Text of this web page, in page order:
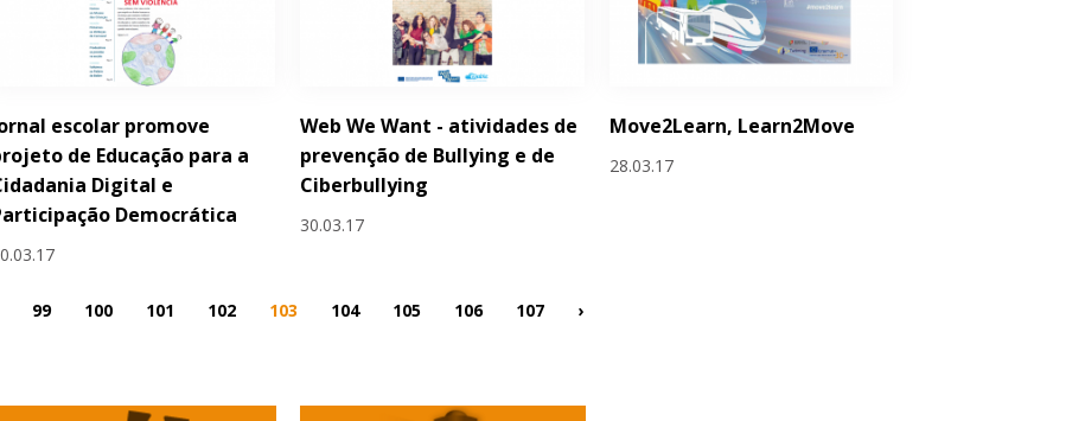
escolar promove
de Educação para a
Digital e
Democrática
Web We Want - atividades de
prevenção de Bullying e de
Ciberbullying
30.03.17
Move2Learn, Learn2Move
28.03.17
99 100 101 102 103 104 105 106 107 ›